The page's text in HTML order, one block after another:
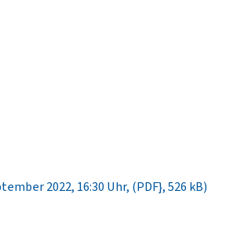
2022, 16:30 Uhr, (PDF}, 526 kB)